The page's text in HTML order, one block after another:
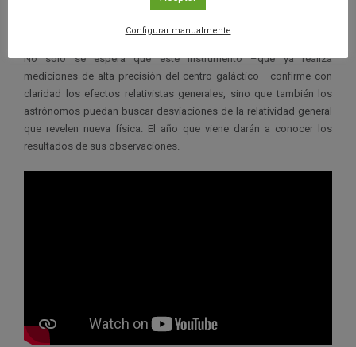
interferómetro del VLT, estará disponible para ayudar a medir la
órbita con mucha más precisión de la que se alcanza actualmente.
No sólo se espera que este instrumento –que ya realiza
mediciones de alta precisión del centro galáctico –confirme con
claridad los efectos relativistas generales, sino que también los
astrónomos puedan buscar desviaciones de la relatividad general
que revelen nueva física. El año que viene darán a conocer los
resultados de sus observaciones.
Configurar manualmente